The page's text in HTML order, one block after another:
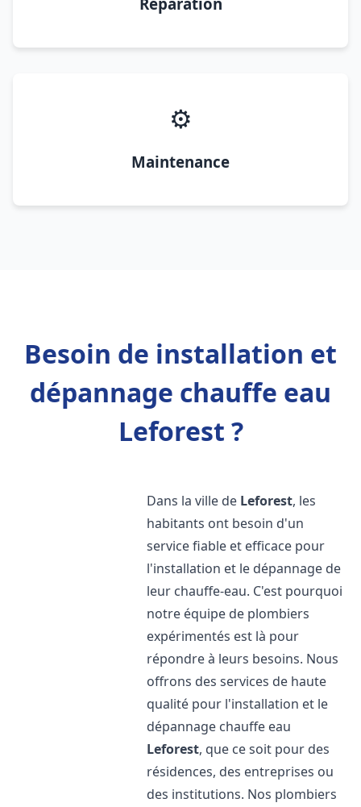
⚙️
Maintenance
Besoin de installation et
dépannage chauffe eau
Leforest ?
Dans la ville de Leforest, les
habitants ont besoin d'un
service fiable et efficace pour
l'installation et le dépannage de
leur chauffe-eau. C'est pourquoi
notre équipe de plombiers
expérimentés est là pour
répondre à leurs besoins. Nous
offrons des services de haute
qualité pour l'installation et le
dépannage chauffe eau
Leforest, que ce soit pour des
résidences, des entreprises ou
des institutions. Nos plombiers